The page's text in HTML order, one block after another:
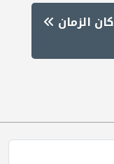
كان الزمان